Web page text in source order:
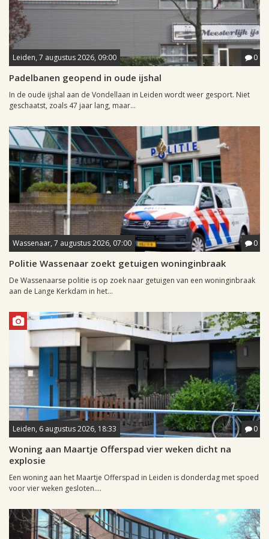
Leiden, 7 augustus 2026, 09:00 0
Padelbanen geopend in oude ijshal
In de oude ijshal aan de Vondellaan in Leiden wordt weer gesport. Niet
geschaatst, zoals 47 jaar lang, maar...
Wassenaar, 7 augustus 2026, 07:00 0
Politie Wassenaar zoekt getuigen woninginbraak
De Wassenaarse politie is op zoek naar getuigen van een woninginbraak
aan de Lange Kerkdam in het...
Leiden, 6 augustus 2026, 18:33 0
Woning aan Maartje Offerspad vier weken dicht na
explosie
Een woning aan het Maartje Offerspad in Leiden is donderdag met spoed
voor vier weken gesloten....